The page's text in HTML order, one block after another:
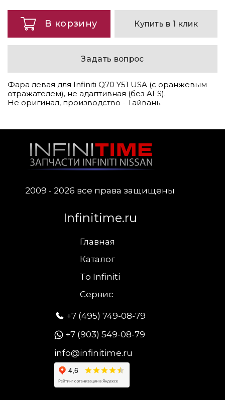
В корзину Купить в 1 клик
Задать вопрос
Фара левая для Infiniti Q70 Y51 USA (с оранжевым
отражателем), не адаптивная (без AFS).
Не оригинал, производство - Тайвань.
2009 - 2026 все права защищены
Infinitime.ru
Главная
Каталог
To Infiniti
Сервис
+7 (495) 749-08-79
+7 (903) 549-08-79
info@infinitime.ru